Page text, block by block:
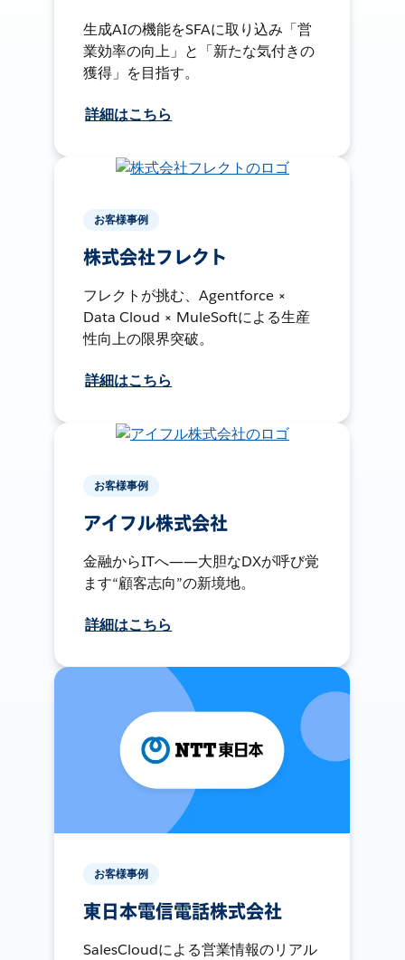
生成AIの機能をSFAに取り込み「営
業効率の向上」と「新たな気付きの
獲得」を目指す。
詳細はこちら
お客様事例
株式会社フレクト
フレクトが挑む、Agentforce ×
Data Cloud × MuleSoftによる生産
性向上の限界突破。
詳細はこちら
お客様事例
アイフル株式会社
金融からITへ――大胆なDXが呼び覚
ます“顧客志向”の新境地。
詳細はこちら
お客様事例
東日本電信電話株式会社
SalesCloudによる営業情報のリアル